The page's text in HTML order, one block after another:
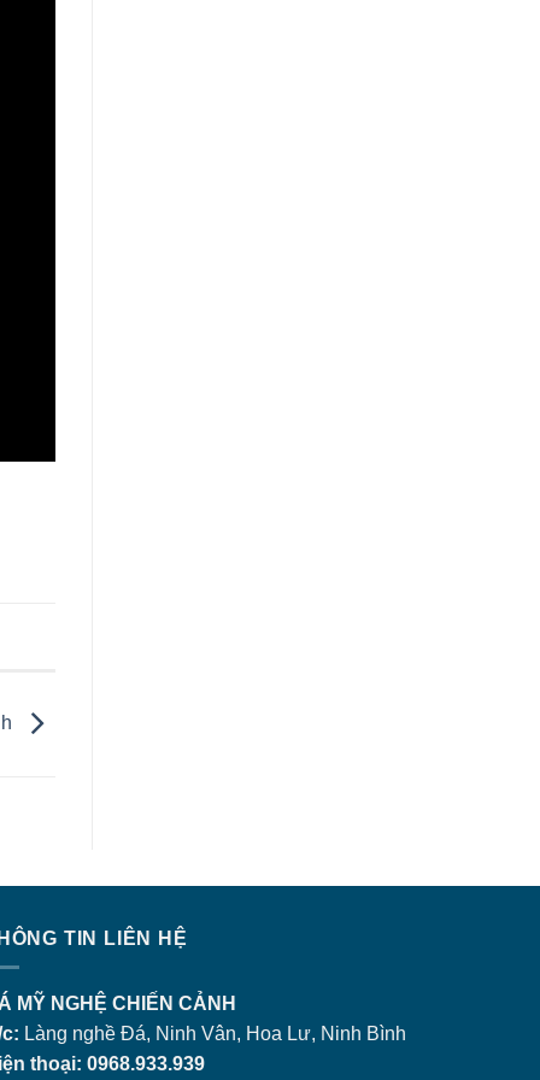
TIN LIÊN HỆ
MỸ NGHỆ CHIẾN CẢNH
Làng nghề Đá, Ninh Vân, Hoa Lư, Ninh Bình
thoại: 0968.933.939